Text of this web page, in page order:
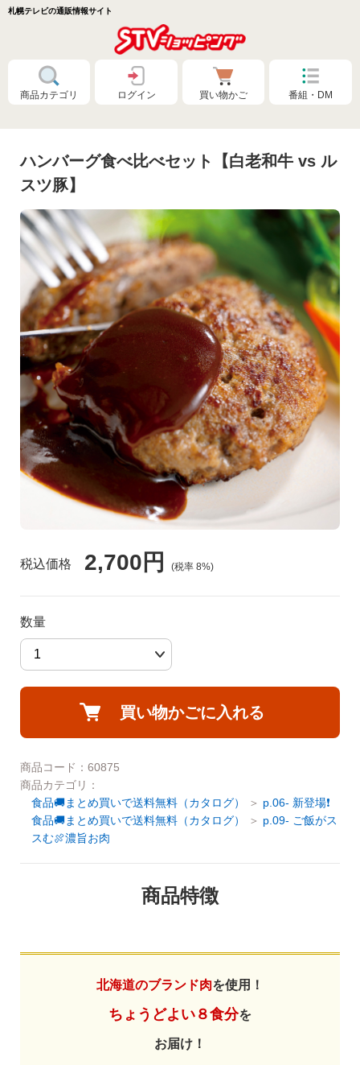
札幌テレビの通販情報サイト
商品カテゴリ
特別価格❗
食品🚚まとめ買いで送料無料（カタログ）
食品🚚グルメ直送便（カタログ）
河村通夫 考案❗（カタログ）
レジェンド松下コーナー
お酒
DVD 書籍
会社概要
ご利用ガイド
個人情報の取り扱いについて
特定商取引法に基づく表記
ログイン 買い物かご 番組・DM
トクセン❗どさんこ市場
よふかし🌙はやおき どさんこ市場
どさんこ市場（金曜日）
ラジオホームショップ
会社概要
ご利用ガイド
お問い合わせ
利用規約
特定商取引法に基づく表記
ハンバーグ食べ比べセット【白老和牛 vs ル
スツ豚】
税込価格 2,700円 (税率 8%)
数量
買い物かごに入れる
商品コード：60875
商品カテゴリ：
食品🚚まとめ買いで送料無料（カタログ）
p.06- 新登場❗
食品🚚まとめ買いで送料無料（カタログ）
p.09- ご飯がス
スむ🍖濃旨お肉
商品特徴
北海道のブランド肉を使用！
ちょうどよい８食分を
お届け！